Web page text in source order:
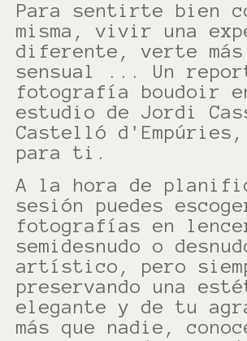
Para sentirte bien
misma, vivir una
diferente, verte más
sensual ... Un
fotografía boudoir
estudio de Jordi
Castelló
para ti.
A la hora de
sesión puedes
fotografías en
semidesnudo o
artístico, pero
preservando una
elegante y de tu
más que nadie,